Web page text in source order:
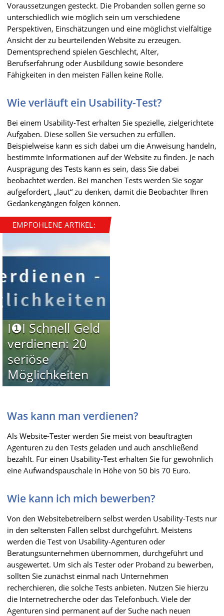
Voraussetzungen gesteckt. Die Probanden sollen gerne so
unterschiedlich wie möglich sein um verschiedene
Perspektiven, Einschätzungen und eine möglichst vielfältige
Ansicht der zu beurteilenden Website zu erzeugen.
Dementsprechend spielen Geschlecht, Alter,
Berufserfahrung oder Ausbildung sowie besondere
Fähigkeiten in den meisten Fällen keine Rolle.
Wie verläuft ein Usability-Test?
Bei einem Usability-Test erhalten Sie spezielle, zielgerichtete
Aufgaben. Diese sollen Sie versuchen zu erfüllen.
Beispielweise kann es sich dabei um die Anweisung handeln,
bestimmte Informationen auf der Website zu finden. Je nach
Ausprägung des Tests kann es sein, dass Sie dabei
beobachtet werden. Bei manchen Tests werden Sie sogar
aufgefordert, „laut“ zu denken, damit die Beobachter Ihren
Gedankengängen folgen können.
EMPFOHLENE ARTIKEL:
I❶I Schnell Geld
verdienen: 20
seriöse
Möglichkeiten
Was kann man verdienen?
Als Website-Tester werden Sie meist von beauftragten
Agenturen zu den Tests geladen und auch anschließend
bezahlt. Für einen Usability-Test erhalten Sie für gewöhnlich
eine Aufwandspauschale in Höhe von 50 bis 70 Euro.
Wie kann ich mich bewerben?
Von den Websitebetreibern selbst werden Usability-Tests nur
in den seltensten Fällen selbst durchgeführt. Meistens
werden die Test von Usability-Agenturen oder
Beratungsunternehmen übernommen, durchgeführt und
ausgewertet. Um sich als Tester oder Proband zu bewerben,
sollten Sie zunächst einmal nach Unternehmen
recherchieren, die solche Tests anbieten. Nutzen Sie hierzu
die Internetrecherche oder das Telefonbuch. Viele der
Agenturen sind permanent auf der Suche nach neuen